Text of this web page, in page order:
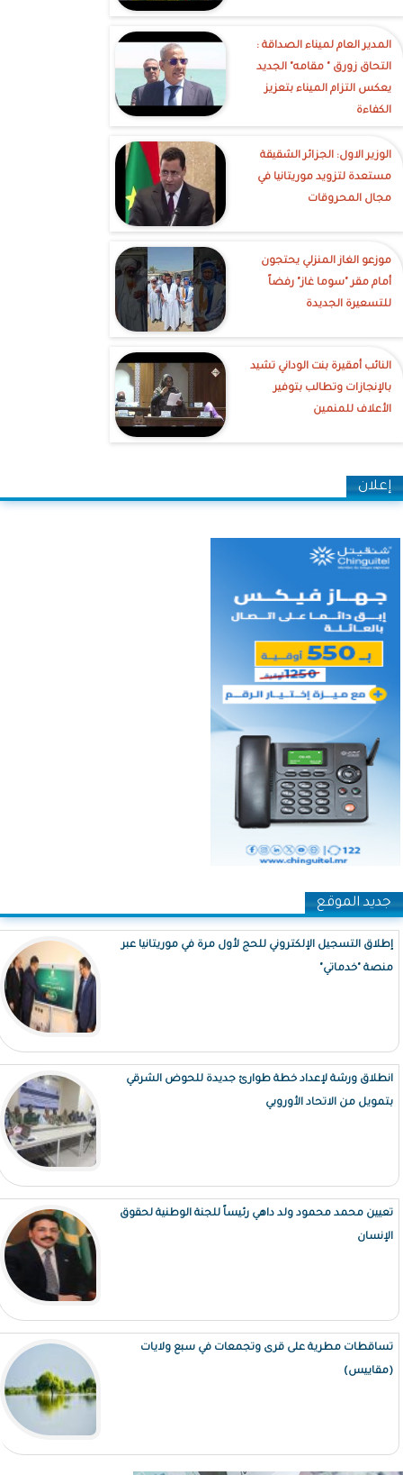
‎المدير العام لميناء الصداقة :
التحاق زورق " مقامه" الجديد
يعكس التزام الميناء بتعزيز
الكفاءة
الوزير الاول: الجزائر الشقيقة
مستعدة لتزويد موريتانيا في
مجال المحروقات
موزعو الغاز المنزلي يحتجون
أمام مقر "سوما غاز" رفضاً
للتسعيرة الجديدة
النائب أمقيرة بنت الوداني تشيد
بالإنجازات وتطالب بتوفير
الأعلاف للمنمين
إعلان
جديد الموقع
إطلاق التسجيل الإلكتروني للحج لأول مرة في موريتانيا عبر
منصة "خدماتي"
انطلاق ورشة لإعداد خطة طوارئ جديدة للحوض الشرقي
بتمويل من الاتحاد الأوروبي
تعيين محمد محمود ولد داهي رئيساً للجنة الوطنية لحقوق
الإنسان
تساقطات مطرية على قرى وتجمعات في سبع ولايات
(مقاييس)